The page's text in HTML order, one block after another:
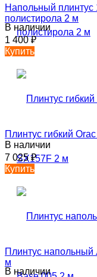
Напольный
полистирола 2 м
В наличии
1 400₽
Купить
Плинтус гибкий
В наличии
7 025₽
Купить
Плинтус
м
В наличии